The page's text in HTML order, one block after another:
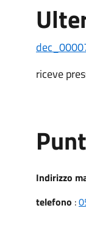
riceve
Indirizzo
telefono :